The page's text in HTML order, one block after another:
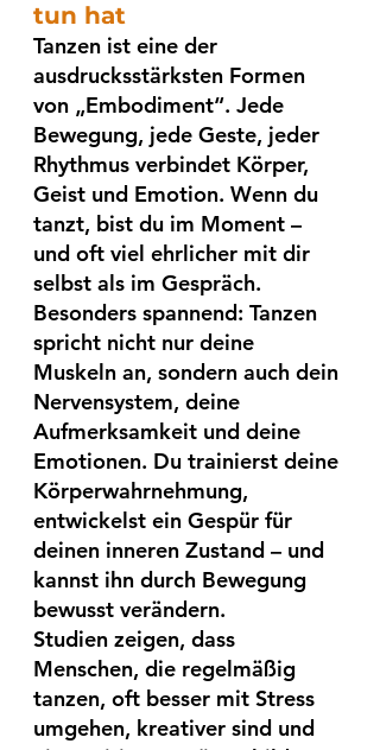
tun hat
Tanzen ist eine der
ausdrucksstärksten Formen
von „Embodiment“. Jede
Bewegung, jede Geste, jeder
Rhythmus verbindet Körper,
Geist und Emotion. Wenn du
tanzt, bist du im Moment –
und oft viel ehrlicher mit dir
selbst als im Gespräch.
Besonders spannend: Tanzen
spricht nicht nur deine
Muskeln an, sondern auch dein
Nervensystem, deine
Aufmerksamkeit und deine
Emotionen. Du trainierst deine
Körperwahrnehmung,
entwickelst ein Gespür für
deinen inneren Zustand – und
kannst ihn durch Bewegung
bewusst verändern.
Studien zeigen, dass
Menschen, die regelmäßig
tanzen, oft besser mit Stress
umgehen, kreativer sind und